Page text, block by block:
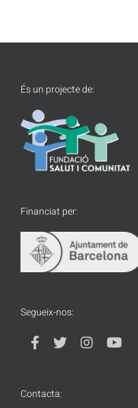
És un projecte de:
Financiat per:
Segueix-nos:
Contacta: